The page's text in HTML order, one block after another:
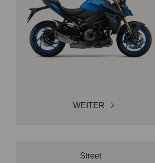
WEITER
Street